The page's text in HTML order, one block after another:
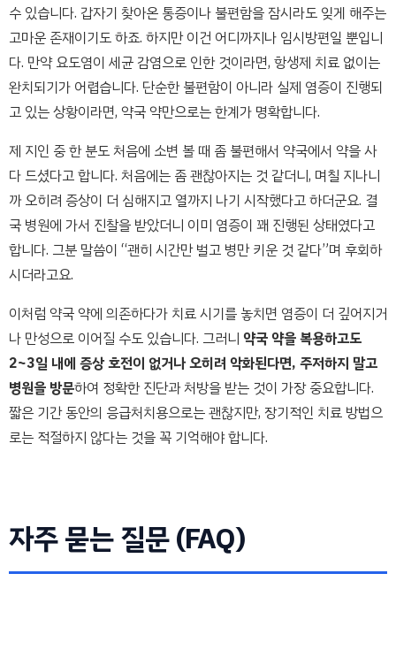
수 있습니다. 갑자기 찾아온 통증이나 불편함을 잠시라도 잊게 해주는
고마운 존재이기도 하죠. 하지만 이건 어디까지나 임시방편일 뿐입니
다. 만약 요도염이 세균 감염으로 인한 것이라면, 항생제 치료 없이는
완치되기가 어렵습니다. 단순한 불편함이 아니라 실제 염증이 진행되
고 있는 상황이라면, 약국 약만으로는 한계가 명확합니다.
제 지인 중 한 분도 처음에 소변 볼 때 좀 불편해서 약국에서 약을 사
다 드셨다고 합니다. 처음에는 좀 괜찮아지는 것 같더니, 며칠 지나니
까 오히려 증상이 더 심해지고 열까지 나기 시작했다고 하더군요. 결
국 병원에 가서 진찰을 받았더니 이미 염증이 꽤 진행된 상태였다고
합니다. 그분 말씀이 “괜히 시간만 벌고 병만 키운 것 같다”며 후회하
시더라고요.
이처럼 약국 약에 의존하다가 치료 시기를 놓치면 염증이 더 깊어지거
나 만성으로 이어질 수도 있습니다. 그러니 약국 약을 복용하고도
2~3일 내에 증상 호전이 없거나 오히려 악화된다면, 주저하지 말고
병원을 방문하여 정확한 진단과 처방을 받는 것이 가장 중요합니다.
짧은 기간 동안의 응급처치용으로는 괜찮지만, 장기적인 치료 방법으
로는 적절하지 않다는 것을 꼭 기억해야 합니다.
자주 묻는 질문 (FAQ)